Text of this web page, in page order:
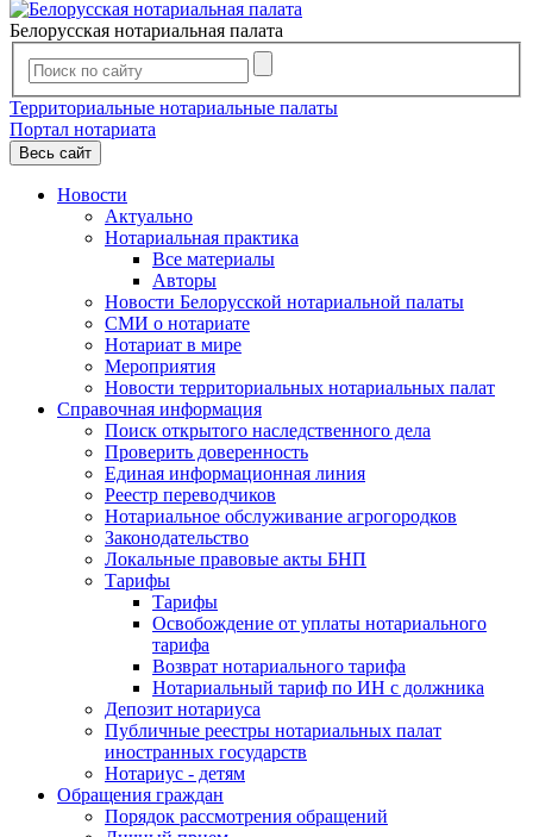
Белорусская нотариальная палата
Территориальные нотариальные палаты
Портал нотариата
Весь сайт
Новости
Актуально
Нотариальная практика
Все материалы
Авторы
Новости Белорусской нотариальной палаты
СМИ о нотариате
Нотариат в мире
Мероприятия
Новости территориальных нотариальных палат
Справочная информация
Поиск открытого наследственного дела
Проверить доверенность
Единая информационная линия
Реестр переводчиков
Нотариальное обслуживание агрогородков
Законодательство
Локальные правовые акты БНП
Тарифы
Тарифы
Освобождение от уплаты нотариального
тарифа
Возврат нотариального тарифа
Нотариальный тариф по ИН с должника
Депозит нотариуса
Публичные реестры нотариальных палат
иностранных государств
Нотариус - детям
Обращения граждан
Порядок рассмотрения обращений